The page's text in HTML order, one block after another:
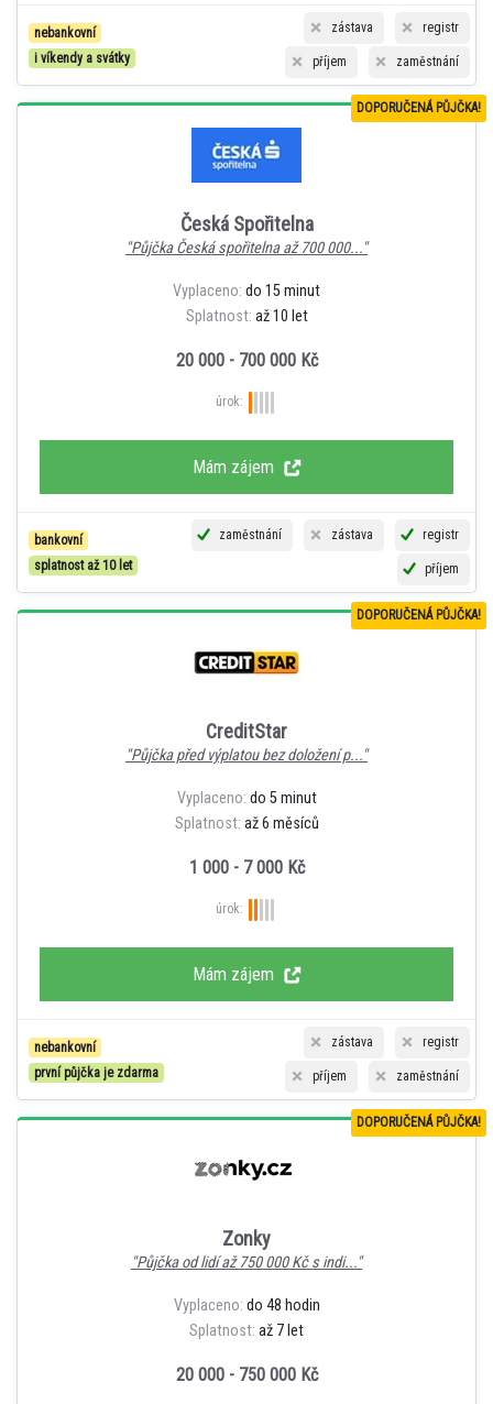
nebankovní
i víkendy a svátky
registr
zástava
zaměstnání
příjem
DOPORUČENÁ PŮJČKA!
Česká Spořitelna
"Půjčka Česká spořitelna až 700 000..."
Vyplaceno: do 15 minut
Splatnost: až 10 let
20 000 - 700 000 Kč
úrok:
Mám zájem
bankovní
splatnost až 10 let
registr
zástava
zaměstnání
příjem
DOPORUČENÁ PŮJČKA!
CreditStar
"Půjčka před výplatou bez doložení p..."
Vyplaceno: do 5 minut
Splatnost: až 6 měsíců
1 000 - 7 000 Kč
úrok:
Mám zájem
nebankovní
první půjčka je zdarma
registr
zástava
zaměstnání
příjem
DOPORUČENÁ PŮJČKA!
Zonky
"Půjčka od lidí až 750 000 Kč s indi..."
Vyplaceno: do 48 hodin
Splatnost: až 7 let
20 000 - 750 000 Kč